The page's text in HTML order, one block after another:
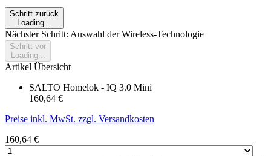
Schritt zurück
Loading...
Nächster Schritt: Auswahl der Wireless-Technologie
Schritt vor
Loading...
Artikel Übersicht
SALTO Homelok - IQ 3.0 Mini
160,64 €
Preise inkl. MwSt. zzgl. Versandkosten
160,64 €